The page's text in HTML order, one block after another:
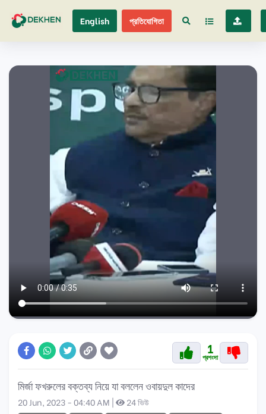
English প্রতিযোগিতা
1
প্রশংসা
মির্জা ফখরুলের বক্তব্য নিয়ে যা বললেন ওবায়দুল কাদের
20 Jun, 2023 - 04:40 AM | 24 ভিউ